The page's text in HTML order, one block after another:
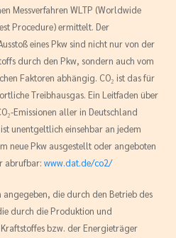
Messverfahren WLTP (Worldwide
Procedure) ermittelt. Der
eines Pkw sind nicht nur von der
durch den Pkw, sondern auch vom
Faktoren abhängig. CO₂ ist das für
Treibhausgas. Ein Leitfaden über
Emissionen aller in Deutschland
unentgeltlich einsehbar an jedem
neue Pkw ausgestellt oder angeboten
abrufbar: www.dat.de/co2/
angegeben, die durch den Betrieb des
durch die Produktion und
bzw. der Energieträger